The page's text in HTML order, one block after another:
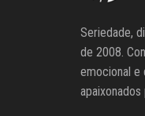
Seriedade,
de 2008.
emocional e